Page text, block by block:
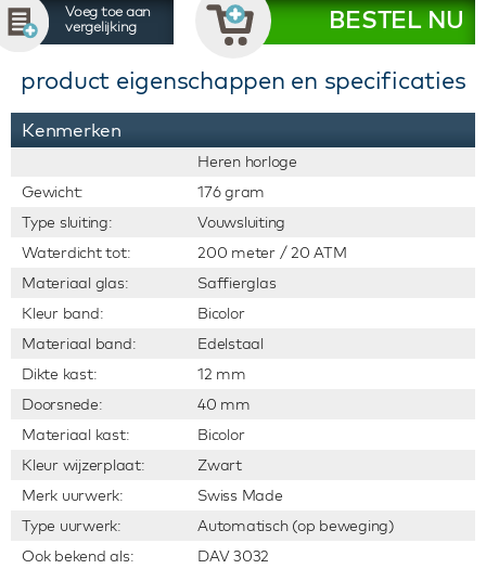
Voeg toe aan
vergelijking
BESTEL NU
product eigenschappen en specificaties
Kenmerken
Heren horloge
Gewicht:
176 gram
Type sluiting:
Vouwsluiting
Waterdicht tot:
200 meter / 20 ATM
Materiaal glas:
Saffierglas
Kleur band:
Bicolor
Materiaal band:
Edelstaal
Dikte kast:
12 mm
Doorsnede:
40 mm
Materiaal kast:
Bicolor
Kleur wijzerplaat:
Zwart
Merk uurwerk:
Swiss Made
Type uurwerk:
Automatisch (op beweging)
Ook bekend als:
DAV 3032